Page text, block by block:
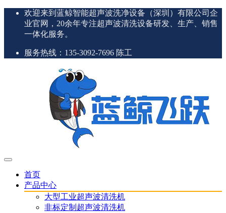
欢迎来到蓝鲸智能超声波洗净设备（深圳）有限公司企
业官网，20余年专注超声波清洗设备研发、生产、销售
一体化服务。
服务热线：135-3092-7696 陈工
首页
产品中心
大型工业超声波清洗机
非标定制超声波清洗机